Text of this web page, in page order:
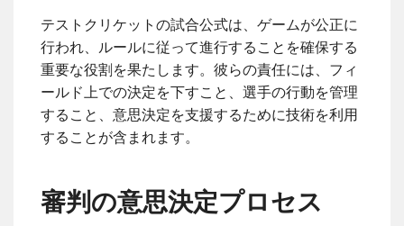
テストクリケットの試合公式は、ゲームが公正に
行われ、ルールに従って進行することを確保する
重要な役割を果たします。彼らの責任には、フィ
ールド上での決定を下すこと、選手の行動を管理
すること、意思決定を支援するために技術を利用
することが含まれます。
審判の意思決定プロセス